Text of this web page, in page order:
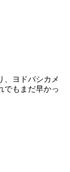
、ヨドバシカメ
でもまだ早かっ